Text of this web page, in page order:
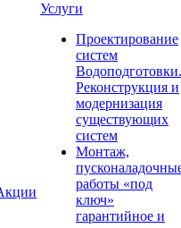
Услуги
Проектирование
систем
Водоподготовки.
Реконструкция и
модернизация
существующих
систем
Монтаж,
работы «под
ключ»
гарантийное и